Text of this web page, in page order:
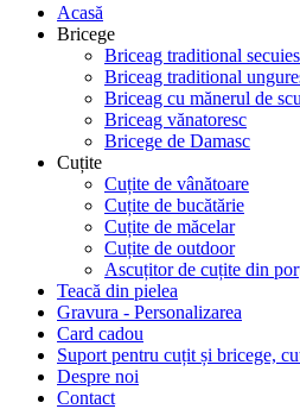
Acasă
Bricege
Briceag traditional
Briceag traditional
Briceag cu mănerul de
Briceag vănatoresc
Bricege de Damasc
Cuțite
Cuțite de vânătoare
Cuțite de bucătărie
Cuțite de măcelar
Cuțite de outdoor
Ascuțitor de cuțite din
Teacă din pielea
Gravura - Personalizarea
Card cadou
Suport pentru cuțit și bricege,
Despre noi
Contact